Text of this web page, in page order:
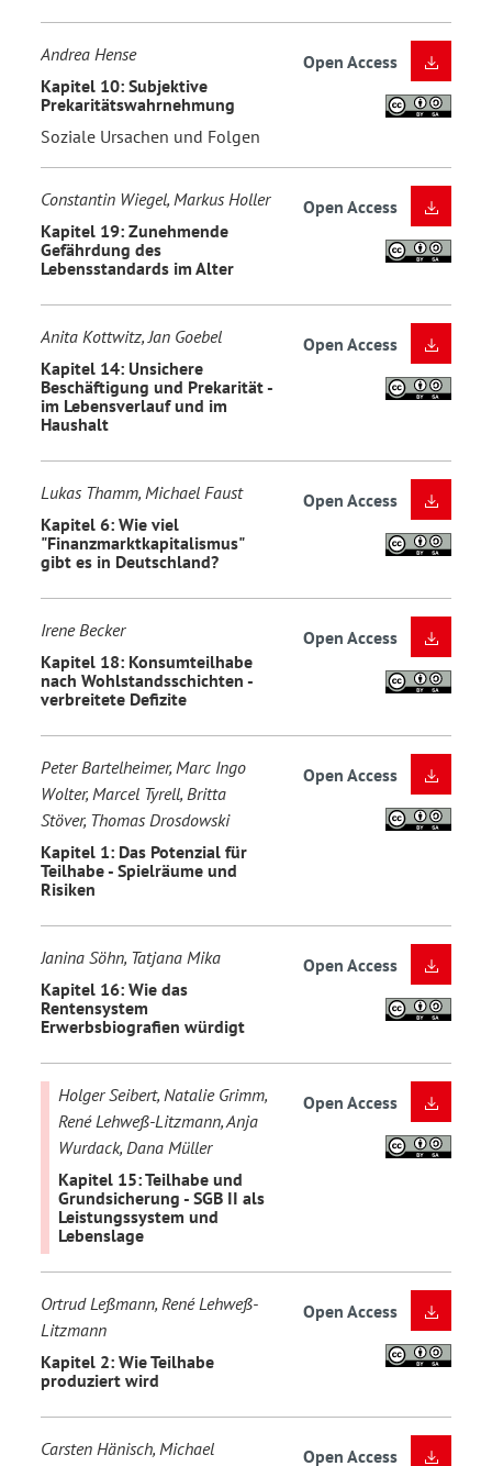
Andrea Hense
Kapitel 10: Subjektive
Prekaritätswahrnehmung
Soziale Ursachen und Folgen
Open Access
Constantin Wiegel, Markus Holler
Kapitel 19: Zunehmende
Gefährdung des
Lebensstandards im Alter
Open Access
Anita Kottwitz, Jan Goebel
Kapitel 14: Unsichere
Beschäftigung und Prekarität -
im Lebensverlauf und im
Haushalt
Open Access
Lukas Thamm, Michael Faust
Kapitel 6: Wie viel
"Finanzmarktkapitalismus"
gibt es in Deutschland?
Open Access
Irene Becker
Kapitel 18: Konsumteilhabe
nach Wohlstandsschichten -
verbreitete Defizite
Open Access
Peter Bartelheimer, Marc Ingo
Wolter, Marcel Tyrell, Britta
Stöver, Thomas Drosdowski
Kapitel 1: Das Potenzial für
Teilhabe - Spielräume und
Risiken
Open Access
Janina Söhn, Tatjana Mika
Kapitel 16: Wie das
Rentensystem
Erwerbsbiografien würdigt
Open Access
Holger Seibert, Natalie Grimm,
René Lehweß-Litzmann, Anja
Wurdack, Dana Müller
Kapitel 15: Teilhabe und
Grundsicherung - SGB II als
Leistungssystem und
Lebenslage
Open Access
Ortrud Leßmann, René Lehweß-
Litzmann
Kapitel 2: Wie Teilhabe
produziert wird
Open Access
Carsten Hänisch, Michael
Open Access